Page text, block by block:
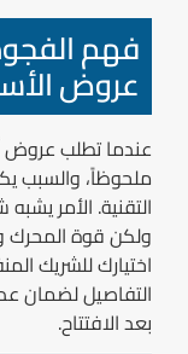
فهم
عروض
عندما تطلب عروض
ملحوظاً، والسبب
التقنية. الأمر
ولكن قوة المحرك
اختيارك للشريك
التفاصيل لضمان
بعد الافتتاح.